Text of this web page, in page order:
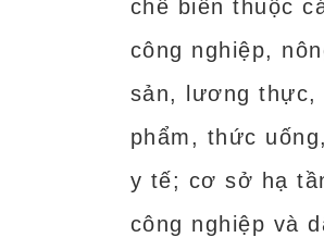
chế biến thuộc
công nghiệp,
sản, lương thực,
phẩm, thức
y tế; cơ sở hạ
công nghiệp và